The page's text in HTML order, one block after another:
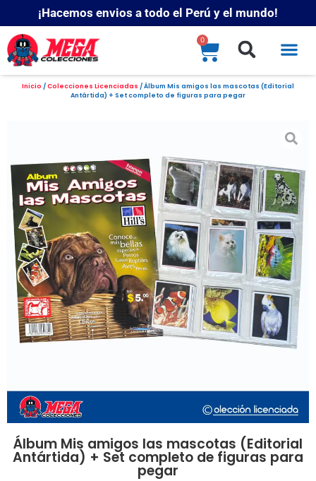
¡Hacemos envios a todo el Perú y el mundo!
0
Inicio /Colecciones Licenciadas / Álbum Mis amigos las mascotas (Editorial
Antártida) + Set completo de figuras para pegar
Álbum Mis amigos las mascotas (Editorial
Antártida) + Set completo de figuras para
pegar